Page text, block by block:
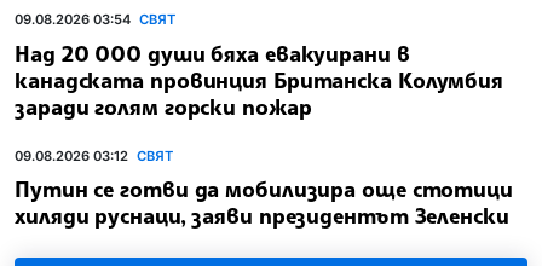
09.08.2026 03:54 СВЯТ
Над 20 000 души бяха евакуирани в
канадската провинция Британска Колумбия
заради голям горски пожар
09.08.2026 03:12 СВЯТ
Путин се готви да мобилизира още стотици
хиляди руснаци, заяви президентът Зеленски